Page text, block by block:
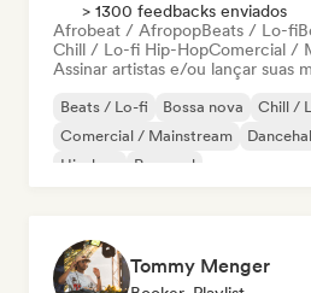
> 1300 feedbacks enviados
Afrobeat / AfropopBeats / Lo-fi
Chill / Lo-fi Hip-HopComercial /
Assinar artistas e/ou lançar suas
Beats / Lo-fi Bossa nova
Chill /
Comercial / Mainstream
Hip-hop
Pop soul
Tommy Menger